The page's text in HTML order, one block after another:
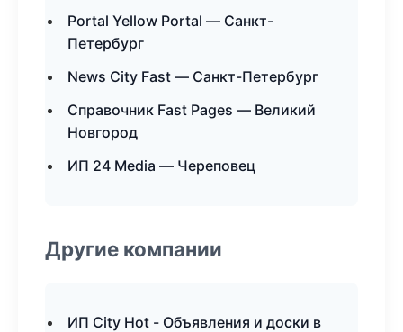
Portal Yellow Portal — Санкт-
Петербург
News City Fast — Санкт-Петербург
Справочник Fast Pages — Великий
Новгород
ИП 24 Media — Череповец
Другие компании
ИП City Hot - Объявления и доски в